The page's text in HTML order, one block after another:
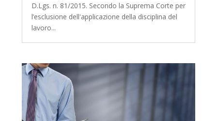
D.Lgs. n. 81/2015. Secondo la Suprema Corte per
l’esclusione dell'applicazione della disciplina del
lavoro...